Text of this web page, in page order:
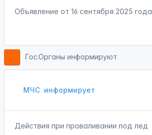
Объявление от 16 сентября 2025 года
Гос.Органы информируют
МЧС информирует
Действия при проваливании под лед